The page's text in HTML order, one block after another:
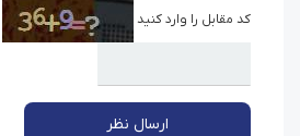
کد مقابل را وارد کنید
ارسال نظر